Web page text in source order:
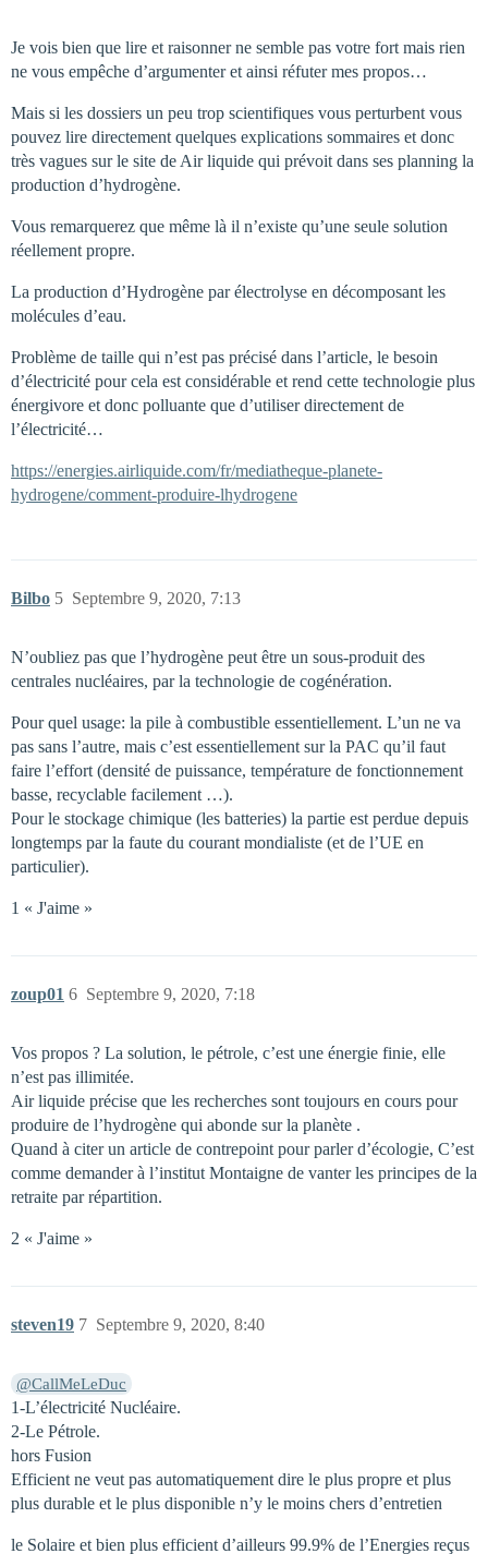
Je vois bien que lire et raisonner ne semble pas votre fort mais rien
ne vous empêche d’argumenter et ainsi réfuter mes propos…
Mais si les dossiers un peu trop scientifiques vous perturbent vous
pouvez lire directement quelques explications sommaires et donc
très vagues sur le site de Air liquide qui prévoit dans ses planning la
production d’hydrogène.
Vous remarquerez que même là il n’existe qu’une seule solution
réellement propre.
La production d’Hydrogène par électrolyse en décomposant les
molécules d’eau.
Problème de taille qui n’est pas précisé dans l’article, le besoin
d’électricité pour cela est considérable et rend cette technologie plus
énergivore et donc polluante que d’utiliser directement de
l’électricité…
https://energies.airliquide.com/fr/mediatheque-planete-
hydrogene/comment-produire-lhydrogene
Bilbo Septembre 9, 2020, 7:13
5
N’oubliez pas que l’hydrogène peut être un sous-produit des
centrales nucléaires, par la technologie de cogénération.
Pour quel usage: la pile à combustible essentiellement. L’un ne va
pas sans l’autre, mais c’est essentiellement sur la PAC qu’il faut
faire l’effort (densité de puissance, température de fonctionnement
basse, recyclable facilement …).
Pour le stockage chimique (les batteries) la partie est perdue depuis
longtemps par la faute du courant mondialiste (et de l’UE en
particulier).
1 « J'aime »
zoup01 Septembre 9, 2020, 7:18
6
Vos propos ? La solution, le pétrole, c’est une énergie finie, elle
n’est pas illimitée.
Air liquide précise que les recherches sont toujours en cours pour
produire de l’hydrogène qui abonde sur la planète .
Quand à citer un article de contrepoint pour parler d’écologie, C’est
comme demander à l’institut Montaigne de vanter les principes de la
retraite par répartition.
2 « J'aime »
steven19 Septembre 9, 2020, 8:40
7
@CallMeLeDuc
1-L’électricité Nucléaire.
2-Le Pétrole.
hors Fusion
Efficient ne veut pas automatiquement dire le plus propre et plus
plus durable et le plus disponible n’y le moins chers d’entretien
le Solaire et bien plus efficient d’ailleurs 99.9% de l’Energies reçus